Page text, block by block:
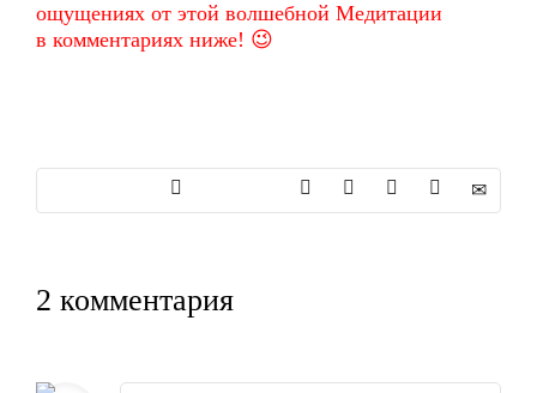
ощущениях от этой волшебной Медитации
в комментариях ниже! 😉
2 комментария